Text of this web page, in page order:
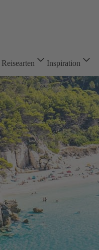
Reisearten Inspiration